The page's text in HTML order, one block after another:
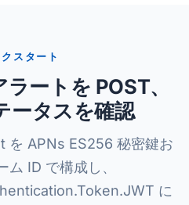
スタート
ートを POST、
ータスを確認
を APNs ES256 秘密鍵お
ム ID で構成し、
に